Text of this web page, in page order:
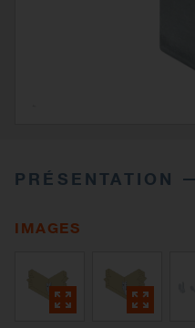
PRÉSENTATION
IMAGES